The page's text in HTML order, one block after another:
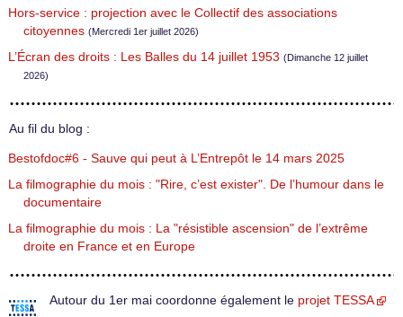
Hors-service : projection avec le Collectif des associations
citoyennes (Mercredi 1er juillet 2026)
L’Écran des droits : Les Balles du 14 juillet 1953 (Dimanche 12 juillet
2026)
Au fil du blog :
Bestofdoc#6 - Sauve qui peut à L’Entrepôt le 14 mars 2025
La filmographie du mois : "Rire, c’est exister". De l’humour dans le
documentaire
La filmographie du mois : La "résistible ascension" de l’extrême
droite en France et en Europe
Autour du 1er mai coordonne également le projet TESSA